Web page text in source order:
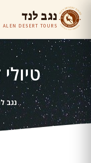
נגב לנד
ALEN DESERT TOURS
נגב